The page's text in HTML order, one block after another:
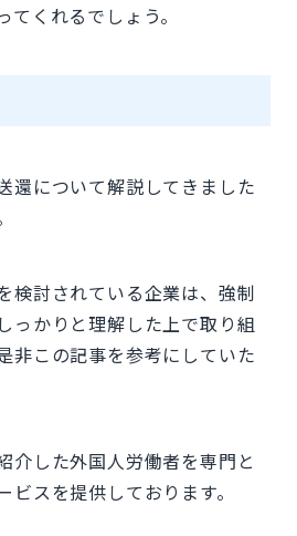
くれるでしょう。
還について解説してきました
検討されている企業は、強制
っかりと理解した上で取り組
非この記事を参考にしていた
介した外国人労働者を専門と
ビスを提供しております。